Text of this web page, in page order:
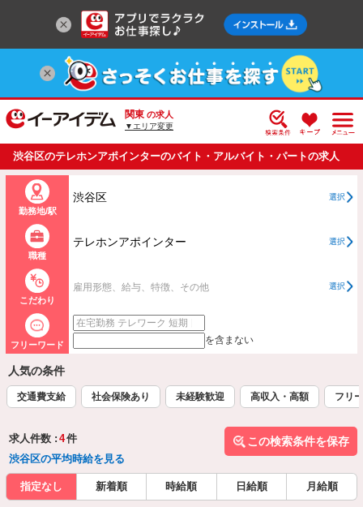
関東 の求人
▼エリア変更
渋谷区のテレホンアポインターのバイト・アルバイト・パートの求人
情報一覧
勤務地/駅
渋谷区 選択
職種
テレホンアポインター 選択
こだわり
雇用形態、給与、特徴、その他 選択
フリーワード を含まない
人気の条件
交通費支給 社会保険あり 未経験歓迎 高収入・高額 フリ
求人件数 : 4件
渋谷区の平均時給を見る
この検索条件を保存
指定なし 新着順 時給順 日給順 月給順